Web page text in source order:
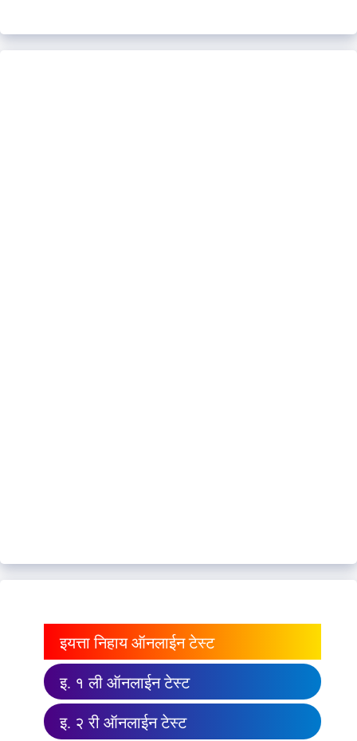
इयत्ता निहाय ऑनलाईन टेस्ट
इ. १ ली ऑनलाईन टेस्ट
इ. २ री ऑनलाईन टेस्ट